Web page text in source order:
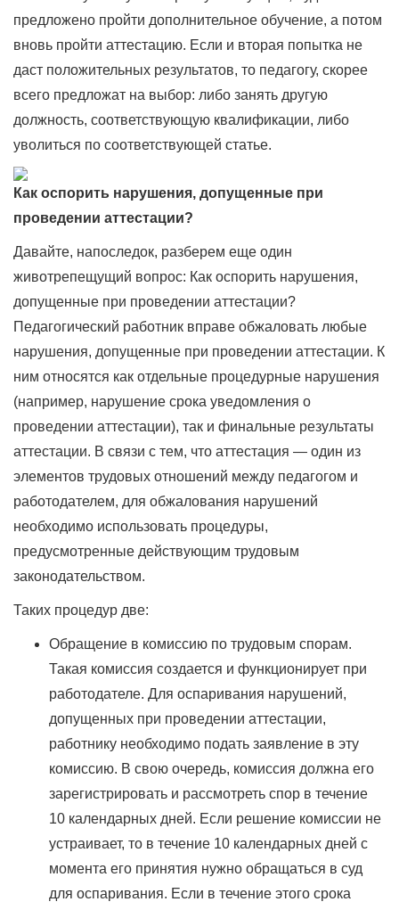
предложено пройти дополнительное обучение, а потом
вновь пройти аттестацию. Если и вторая попытка не
даст положительных результатов, то педагогу, скорее
всего предложат на выбор: либо занять другую
должность, соответствующую квалификации, либо
уволиться по соответствующей статье.
Как оспорить нарушения, допущенные при
проведении аттестации?
Давайте, напоследок, разберем еще один
животрепещущий вопрос: Как оспорить нарушения,
допущенные при проведении аттестации?
Педагогический работник вправе обжаловать любые
нарушения, допущенные при проведении аттестации. К
ним относятся как отдельные процедурные нарушения
(например, нарушение срока уведомления о
проведении аттестации), так и финальные результаты
аттестации. В связи с тем, что аттестация — один из
элементов трудовых отношений между педагогом и
работодателем, для обжалования нарушений
необходимо использовать процедуры,
предусмотренные действующим трудовым
законодательством.
Таких процедур две:
Обращение в комиссию по трудовым спорам.
Такая комиссия создается и функционирует при
работодателе. Для оспаривания нарушений,
допущенных при проведении аттестации,
работнику необходимо подать заявление в эту
комиссию. В свою очередь, комиссия должна его
зарегистрировать и рассмотреть спор в течение
10 календарных дней. Если решение комиссии не
устраивает, то в течение 10 календарных дней с
момента его принятия нужно обращаться в суд
для оспаривания. Если в течение этого срока